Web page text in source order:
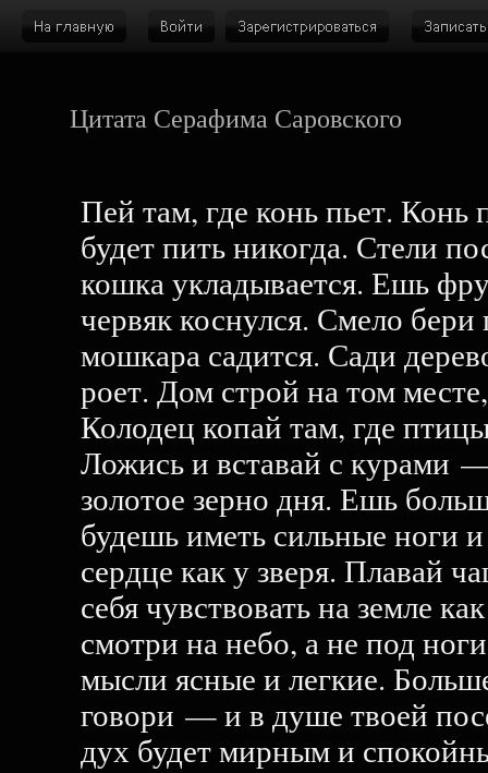
Цитата Серафима Саровского
Пей там, где конь пьет. Конь
будет пить никогда. Стели
кошка укладывается. Ешь
червяк коснулся. Смело
мошкара садится. Сади
роет. Дом строй на том месте,
Колодец копай там, где
Ложись и вставай с курами
золотое зерно дня. Ешь
будешь иметь сильные ноги
сердце как у зверя. Плавай
себя чувствовать на земле
смотри на небо, а не под
мысли ясные и легкие.
говори — и в душе твоей
дух будет мирным и